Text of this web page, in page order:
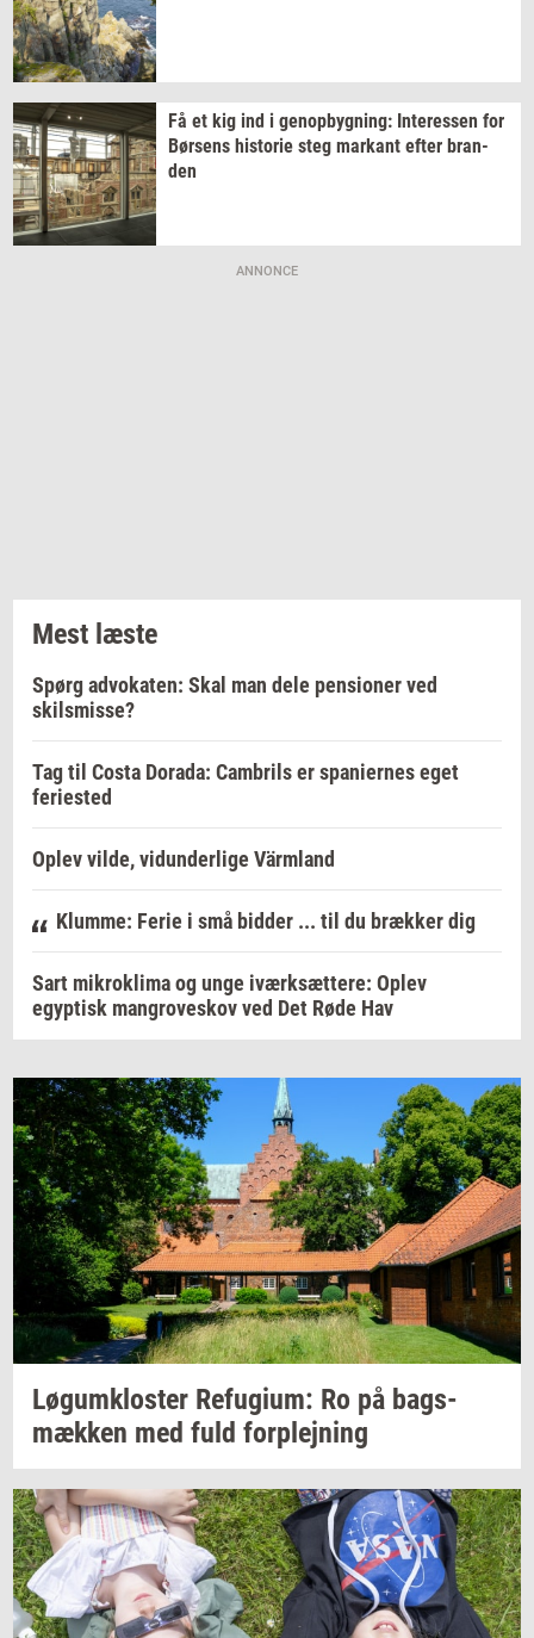
Få et kig ind i genop­byg­ning: In­ter­es­sen for
Bør­sens hi­sto­rie steg mar­kant efter bran­
den
ANNONCE
Mest læste
Spørg advokaten: Skal man dele pensioner ved
skilsmisse?
Tag til Costa Dorada: Cambrils er spaniernes eget
feriested
Oplev vilde, vidunderlige Värmland
Klumme: Ferie i små bidder ... til du brækker dig
Sart mikroklima og unge iværksættere: Oplev
egyptisk mangroveskov ved Det Røde Hav
Løgum­klo­ster Re­fu­gi­um: Ro på bags­
mæk­ken med fuld for­plej­ning